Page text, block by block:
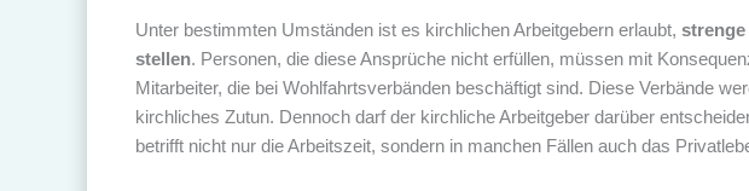
Unter bestimmten Umständen ist es kirchlichen Arbeitgebern erlaubt,
stellen. Personen, die diese Ansprüche nicht erfüllen, müssen mit
Mitarbeiter, die bei Wohlfahrtsverbänden beschäftigt sind. Diese Verbände
kirchliches Zutun. Dennoch darf der kirchliche Arbeitgeber darüber
betrifft nicht nur die Arbeitszeit, sondern in manchen Fällen auch das